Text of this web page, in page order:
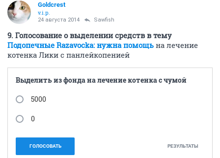
Goldcrest
v.i.p.
24 августа 2014 Sawfish
9. Голосование о выделении средств в тему
Подопечные Razavocka: нужна помощь на лечение
котенка Лики с панлейкопенией
Выделить из фонда на лечение котенка с чумой
5000
0
ГОЛОСОВАТЬ РЕЗУЛЬТАТЫ